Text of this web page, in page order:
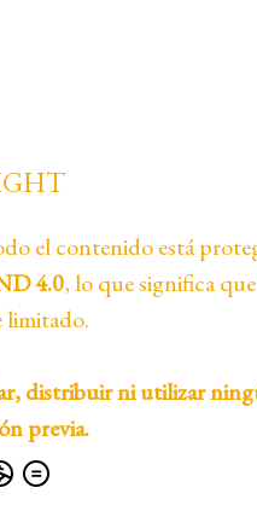
el contenido está
4.0, lo que significa
limitado.
distribuir ni utilizar
previa.